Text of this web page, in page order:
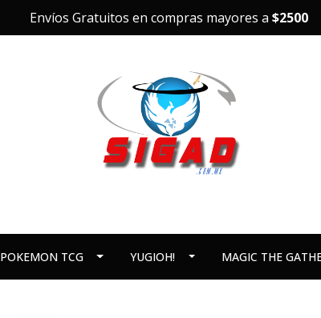
Envíos Gratuitos en compras mayores a $2500
POKEMON TCG YUGIOH! MAGIC THE